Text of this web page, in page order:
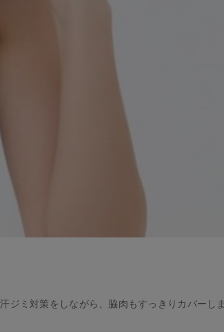
ジミ対策をしながら、脇肉もすっきりカバーしま